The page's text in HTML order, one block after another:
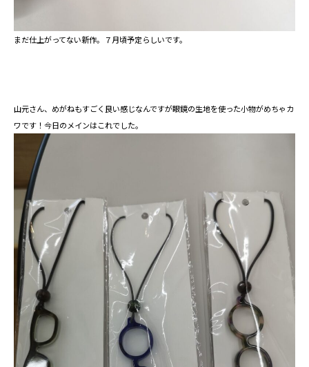
まだ仕上がってない新作。７月頃予定らしいです。
山元さん、めがねもすごく良い感じなんですが眼鏡の生地を使った小物がめちゃカ
ワです！今日のメインはこれでした。